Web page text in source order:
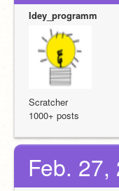
Idey_programm
Scratcher
1000+ posts
Feb.